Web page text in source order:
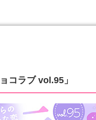
コラブ vol.95」